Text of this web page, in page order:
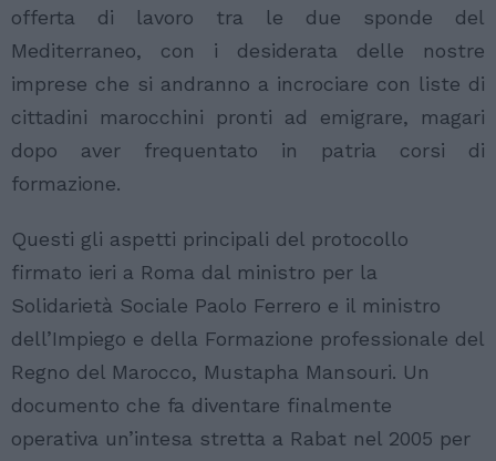
offerta di lavoro tra le due sponde del
Mediterraneo, con i desiderata delle nostre
imprese che si andranno a incrociare con liste di
cittadini marocchini pronti ad emigrare, magari
dopo aver frequentato in patria corsi di
formazione.
Questi gli aspetti principali del protocollo
firmato ieri a Roma dal ministro per la
Solidarietà Sociale Paolo Ferrero e il ministro
dell’Impiego e della Formazione professionale del
Regno del Marocco, Mustapha Mansouri. Un
documento che fa diventare finalmente
operativa un’intesa stretta a Rabat nel 2005 per